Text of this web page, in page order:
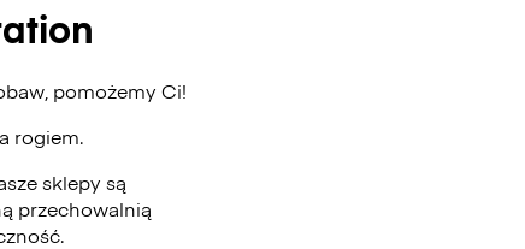
pomożemy Ci!
rogiem.
sklepy są
przechowalnią